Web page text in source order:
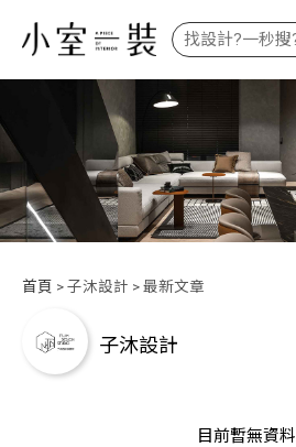
首頁 > 子沐設計 > 最新文章
子沐設計
目前暫無資料